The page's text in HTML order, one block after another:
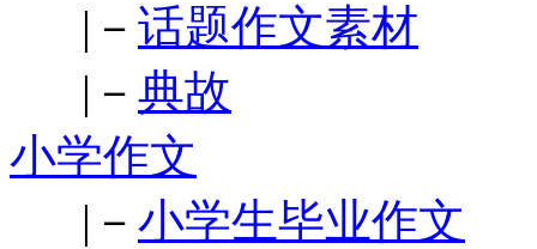
|－ 话题作文素材
|－ 典故
小学作文
|－ 小学生毕业作文